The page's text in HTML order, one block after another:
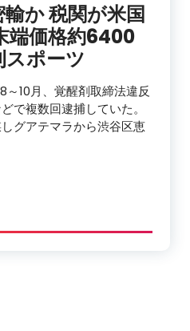
か 税関が米国
端価格約6400
スポーツ
～10月、覚醒剤取締法違反
で複数回逮捕していた。
グアテマラから渋谷区恵